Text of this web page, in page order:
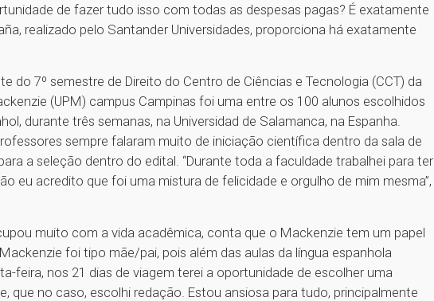
de fazer tudo isso com todas as despesas pagas? É exatamente
realizado pelo Santander Universidades, proporciona há exatamente
do 7º semestre de Direito do Centro de Ciências e Tecnologia (CCT) da
(UPM) campus Campinas foi uma entre os 100 alunos escolhidos
durante três semanas, na Universidad de Salamanca, na Espanha.
sempre falaram muito de iniciação científica dentro da sala de
a seleção dentro do edital. “Durante toda a faculdade trabalhei para ter
eu acredito que foi uma mistura de felicidade e orgulho de mim mesma”,
muito com a vida acadêmica, conta que o Mackenzie tem um papel
foi tipo mãe/pai, pois além das aulas da língua espanhola
feira, nos 21 dias de viagem terei a oportunidade de escolher uma
que no caso, escolhi redação. Estou ansiosa para tudo, principalmente